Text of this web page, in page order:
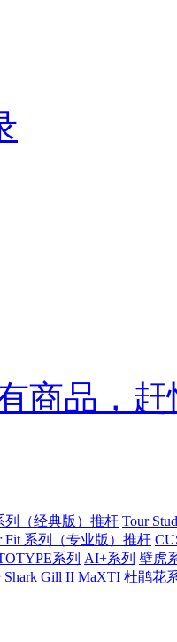
商品，
列（经典版）推杆 Tour
Fit 系列（专业版）推杆
系列 AI+系列 壁虎
Shark Gill II MaXTI 杜鹃花